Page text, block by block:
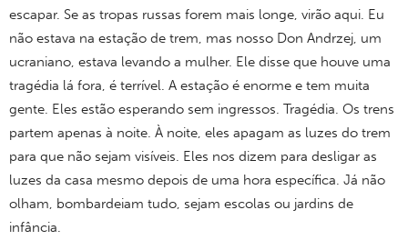
escapar. Se as tropas russas forem mais longe, virão aqui. Eu
não estava na estação de trem, mas nosso Don Andrzej, um
ucraniano, estava levando a mulher. Ele disse que houve uma
tragédia lá fora, é terrível. A estação é enorme e tem muita
gente. Eles estão esperando sem ingressos. Tragédia. Os trens
partem apenas à noite. À noite, eles apagam as luzes do trem
para que não sejam visíveis. Eles nos dizem para desligar as
luzes da casa mesmo depois de uma hora específica. Já não
olham, bombardeiam tudo, sejam escolas ou jardins de
infância.